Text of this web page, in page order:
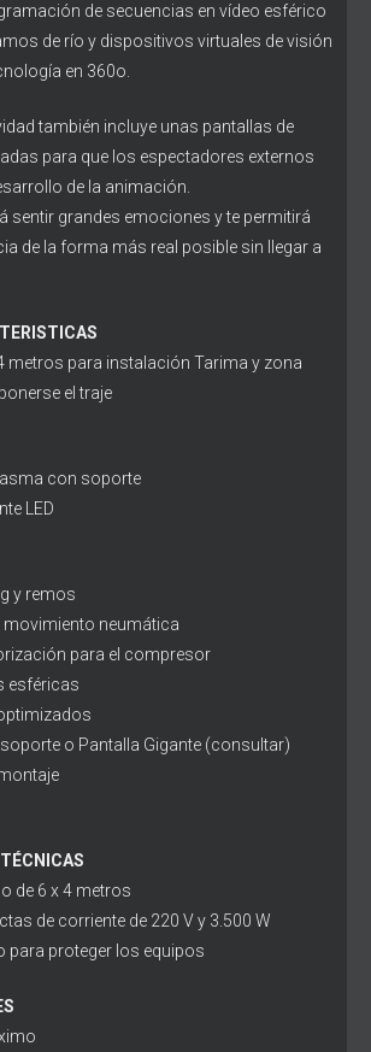
de secuencias en vídeo esférico
de río y dispositivos virtuales de visión
en 360o.
también incluye unas pantallas de
para que los espectadores externos
de la animación.
sentir grandes emociones y te permitirá
de la forma más real posible sin llegar a
metros para instalación Tarima y zona
el traje
con soporte
LED
y remos
movimiento neumática
para el compresor
esféricas
o Pantalla Gigante (consultar)
de 6 x 4 metros
de corriente de 220 V y 3.500 W
para proteger los equipos